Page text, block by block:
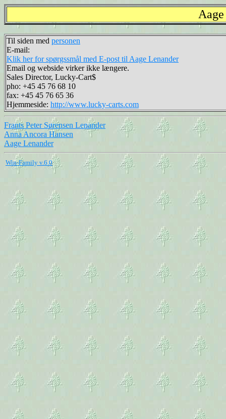
Til siden med personen
E-mail:
Klik her for spørgssmål med E-post til Aage Lenander
Email og webside virker ikke længere.
Sales Director, Lucky-Cart$
pho: +45 45 76 68 10
fax: +45 45 76 65 36
Hjemmeside: http://www.lucky-carts.com
Frants Peter Sørensen Lenander
Anna Ancora Hansen
Aage Lenander
Win-Family v.6.0